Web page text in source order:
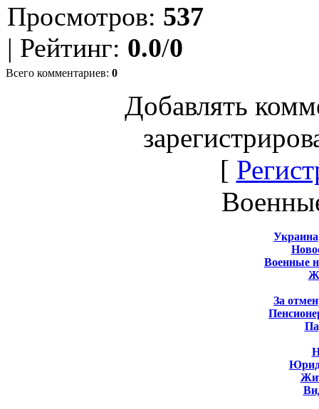
Просмотров: 537
| Рейтинг: 0.0/0
Всего комментариев: 0
Добавлять
[
Военные
За